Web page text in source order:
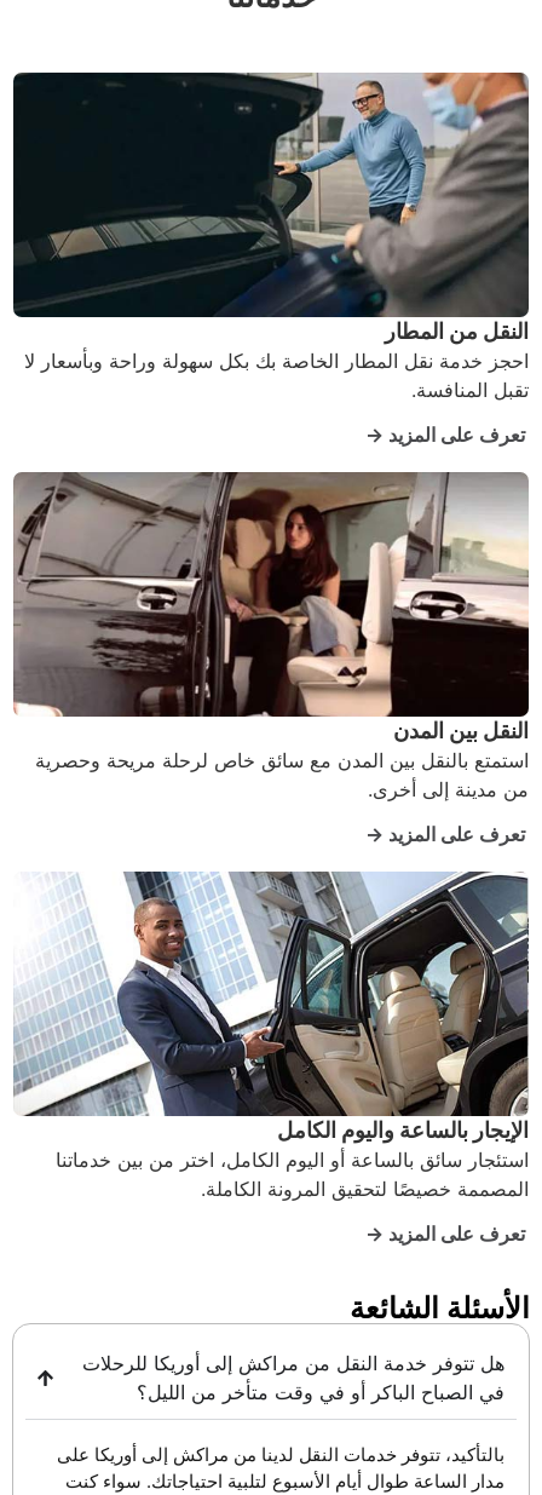
النقل من المطار
احجز خدمة نقل المطار الخاصة بك بكل سهولة وراحة وبأسعار لا
تقبل المنافسة.
تعرف على المزيد →
النقل بين المدن
استمتع بالنقل بين المدن مع سائق خاص لرحلة مريحة وحصرية
من مدينة إلى أخرى.
تعرف على المزيد →
الإيجار بالساعة واليوم الكامل
استئجار سائق بالساعة أو اليوم الكامل، اختر من بين خدماتنا
المصممة خصيصًا لتحقيق المرونة الكاملة.
تعرف على المزيد →
الأسئلة الشائعة
هل تتوفر خدمة النقل من مراكش إلى أوريكا للرحلات
في الصباح الباكر أو في وقت متأخر من الليل؟
بالتأكيد، تتوفر خدمات النقل لدينا من مراكش إلى أوريكا على
مدار الساعة طوال أيام الأسبوع لتلبية احتياجاتك. سواء كنت